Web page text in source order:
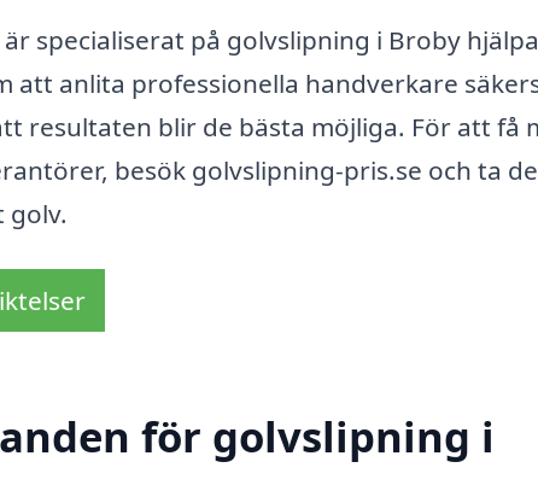
specialiserat på golvslipning i Broby
att anlita professionella handverkare
resultaten blir de bästa möjliga. För att få
besök golvslipning-pris.se och ta
golv.
för golvslipning i